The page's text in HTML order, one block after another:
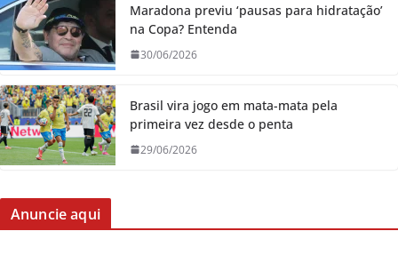
Maradona previu ‘pausas para hidratação’
na Copa? Entenda
30/06/2026
Brasil vira jogo em mata-mata pela
primeira vez desde o penta
29/06/2026
Anuncie aqui